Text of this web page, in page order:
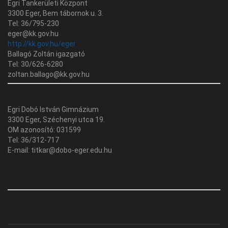
Egri Tankerületi Központ
3300 Eger, Bem tábornok u. 3.
Tel: 36/795-230
eger@kk.gov.hu
http://kk.gov.hu/eger
Ballagó Zoltán igazgató
Tel: 30/626-6280
zoltan.ballago@kk.gov.hu
Egri Dobó István Gimnázium
3300 Eger, Széchenyi utca 19.
OM azonosító: 031599
Tel: 36/312-717
E-mail: titkar@dobo-eger.edu.hu